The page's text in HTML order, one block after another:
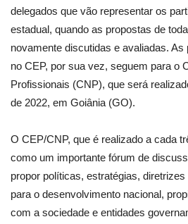
delegados que vão representar os
estadual, quando as propostas de
novamente discutidas e avaliadas.
no CEP, por sua vez, seguem para o
Profissionais (CNP), que será
de 2022, em Goiânia (GO).
O CEP/CNP, que é realizado a cada
como um importante fórum de
propor políticas, estratégias,
para o desenvolvimento nacional,
com a sociedade e entidades